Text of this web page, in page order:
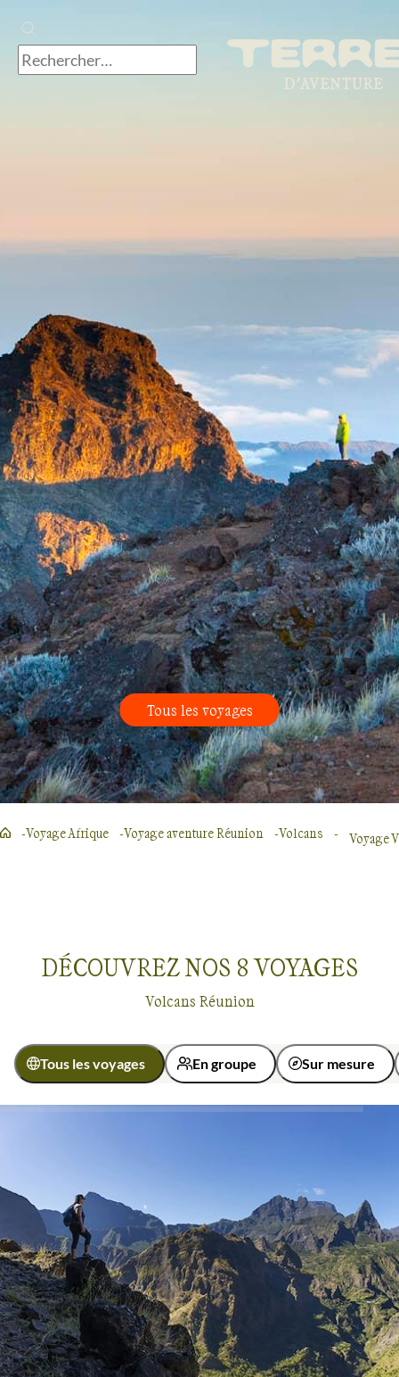
99% de satisfaction(388 avis)
Tous les voyages
Voyage Afrique Voyage aventure Réunion Volcans Voyage
DÉCOUVREZ NOS 8VOYAGES
Volcans Réunion
Tous les voyages En groupe Sur mesure
Budget
De 2 000 à 3 000 € Plus de 3 000 €